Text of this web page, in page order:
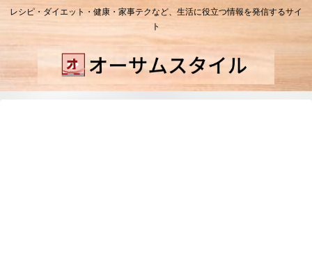
レシピ・ダイエット・健康・家事テクなど、生活に役立つ情報を発信するサイ
ト